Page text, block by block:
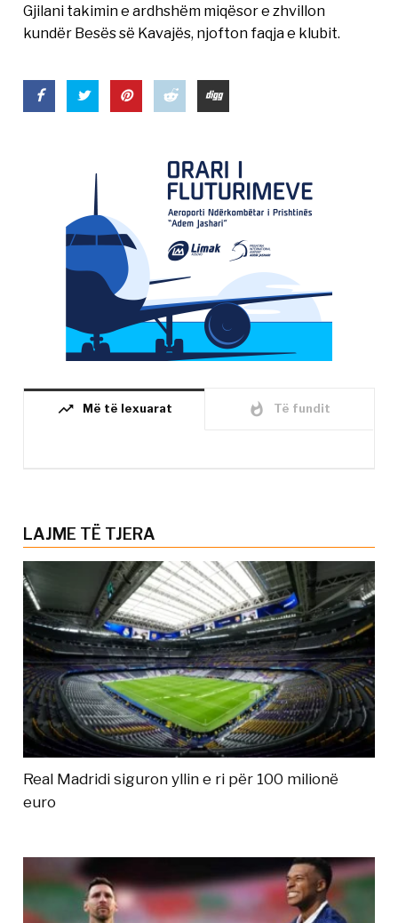
Gjilani takimin e ardhshëm miqësor e zhvillon
kundër Besës së Kavajës, njofton faqja e klubit.
trending_up Më të lexuarat whatshot Të fundit
LAJME TË TJERA
Real Madridi siguron yllin e ri për 100 milionë
euro